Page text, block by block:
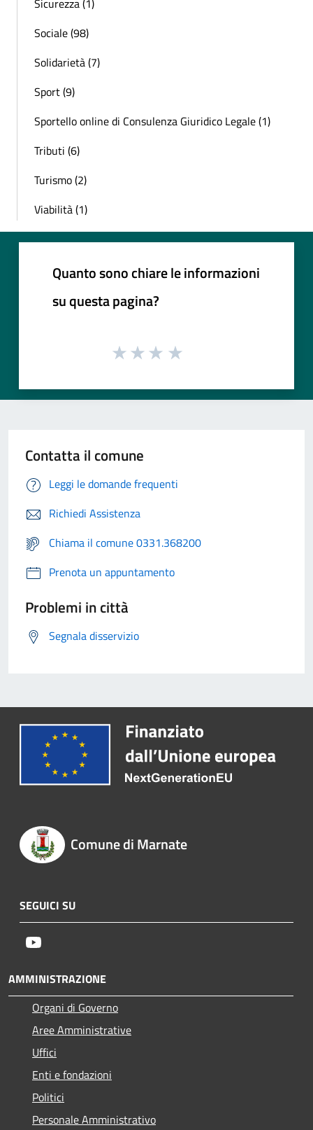
Sicurezza (1)
Sociale (98)
Solidarietà (7)
Sport (9)
Sportello online di Consulenza Giuridico Legale (1)
Tributi (6)
Turismo (2)
Viabilità (1)
Quanto sono chiare le informazioni
su questa pagina?
Contatta il comune
Leggi le domande frequenti
Richiedi Assistenza
Chiama il comune 0331.368200
Prenota un appuntamento
Problemi in città
Segnala disservizio
Comune di Marnate
SEGUICI SU
AMMINISTRAZIONE
Organi di Governo
Aree Amministrative
Uffici
Enti e fondazioni
Politici
Personale Amministrativo